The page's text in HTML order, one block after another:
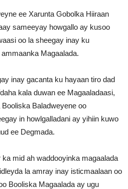
ee Xarunta Gobolka Hiiraan
sameeyay howgallo ay kusoo
oo la sheegay inay ku
Magaalada.
inay gacanta ku hayaan tiro dad
kala duwan ee Magaaladaasi,
Baladweyene oo
in howlgalladani ay yihiin kuwo
ee Degmada.
mid ah waddooyinka magaalada
la amray inay isticmaalaan oo
Booliska Magaalada ay ugu